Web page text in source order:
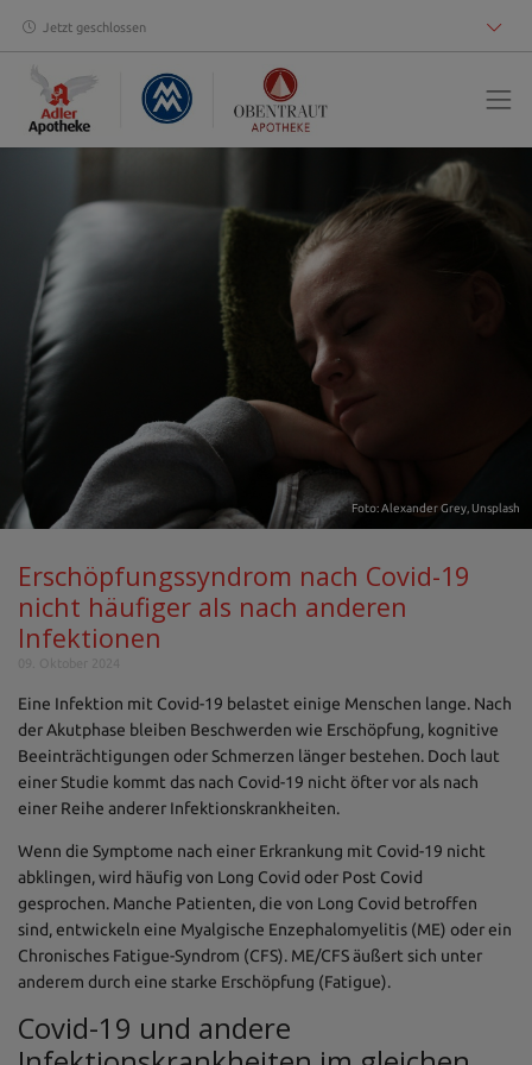
Jetzt geschlossen
Foto:Alexander Grey Unsplash
Erschöpfungssyndrom nach Covid-19
nicht häufiger als nach anderen
Infektionen
Eine Infektion mit Covid-19 belastet einige Menschen lange. Nach
der Akutphase bleiben Beschwerden wie Erschöpfung, kognitive
Beeinträchtigungen oder Schmerzen länger bestehen. Doch laut
einer Studie kommt das nach Covid-19 nicht öfter vor als nach
einer Reihe anderer Infektionskrankheiten.
Wenn die Symptome nach einer Erkrankung mit Covid-19 nicht
abklingen, wird häufig von Long Covid oder Post Covid
gesprochen. Manche Patienten, die von Long Covid betroffen
sind, entwickeln eine Myalgische Enzephalomyelitis (ME) oder ein
Chronisches Fatigue-Syndrom (CFS). ME/CFS äußert sich unter
anderem durch eine starke Erschöpfung (Fatigue).
Covid-19 und andere